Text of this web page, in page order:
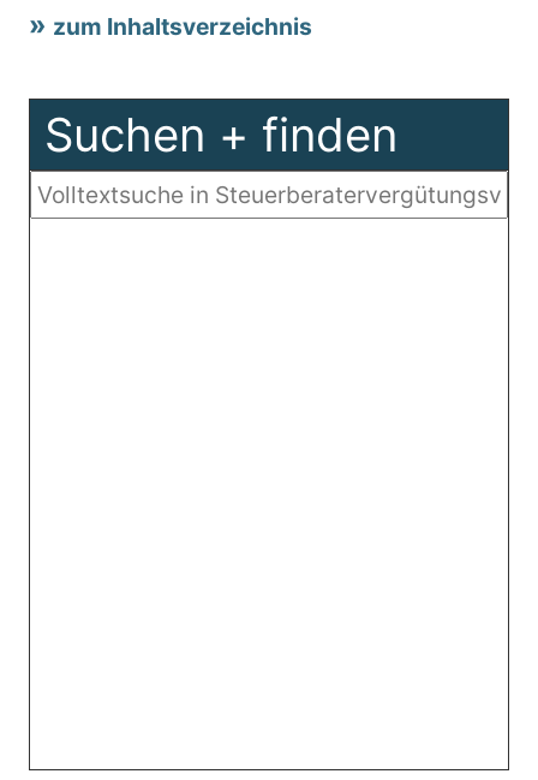
zum Inhaltsverzeichnis
Suchen + finden